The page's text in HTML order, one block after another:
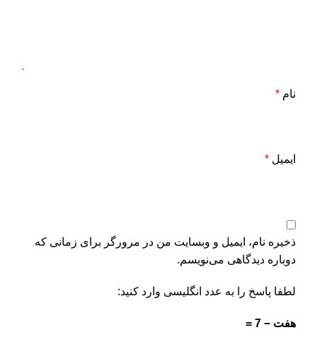
نام *
ایمیل *
ذخیره نام، ایمیل و وبسایت من در مرورگر برای زمانی که
دوباره دیدگاهی می‌نویسم.
لطفا پاسخ را به عدد انگلیسی وارد کنید:
هفت − 7 =